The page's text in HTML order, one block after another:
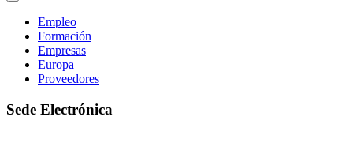
Empleo
Formación
Empresas
Europa
Proveedores
Sede Electrónica